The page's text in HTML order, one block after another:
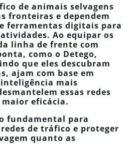
de animais selvagens
fronteiras e dependem
ferramentas digitais para
Ao equipar os
linha de frente com
como o Detego,
que eles descubram
ajam com base em
mais
essas redes
eficácia.
fundamental para
de tráfico e proteger
quanto as